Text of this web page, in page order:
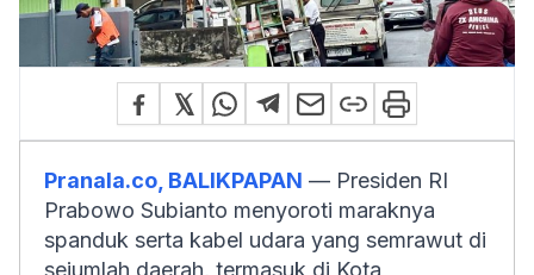
Pranala.co, BALIKPAPAN — Presiden RI
Prabowo Subianto menyoroti maraknya
spanduk serta kabel udara yang semrawut di
sejumlah daerah, termasuk di Kota